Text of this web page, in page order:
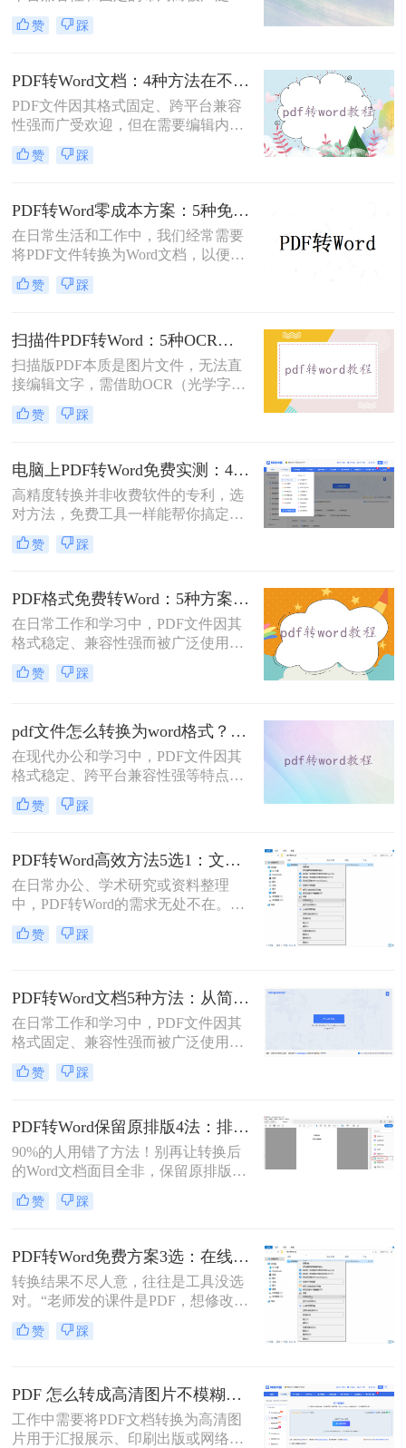
用。然而，在需要对内容进行编辑
时，我们往往需要将其转换为Word文
呢？本文将介绍三种常用的免费方法
来实现这一目标。
赞 踩
PDF转Word文档：4种方法在不同文件类型下的转换效果！
PDF文件因其格式固定、跨平台兼容
性强而广受欢迎，但在需要编辑内容
时，将其转换为可编辑的Word文档成
为刚需。那么pdf怎么转换成word文档
法，助您高效完成格式转换。
赞 踩
PDF转Word零成本方案：5种免费路径的适用边界和效果评估！
在日常生活和工作中，我们经常需要
将PDF文件转换为Word文档，以便进
行编辑、修改或进一步处理。然而，
市面上许多PDF转Word工具都需要付
钱呢？本文将介绍几种不花钱的常用
方法，帮助您轻松实现PDF到Word的
转换。
赞 踩
扫描件PDF转Word：5种OCR方案的识别精度和速度对比！
扫描版PDF本质是图片文件，无法直
接编辑文字，需借助OCR（光学字符
识别）技术提取文字并转换为可编辑
的Word格式。那么扫描pdf怎么转换
5种主流方案，助您高效完成转换。
赞 踩
电脑上PDF转Word免费实测：4个方案的转换效果和注意事项！
高精度转换并非收费软件的专利，选
对方法，免费工具一样能帮你搞定复
杂排版。“免费的工具转换效果肯定
很差吧？”这是我作为办公软件测评
处理pdf转word时，往往陷入“收费软
件太贵，免费工具怕坑”的两难境
地。那么电脑上怎么把pdf转成word免
费呢？
赞 踩
PDF格式免费转Word：5种方案的速度、精度、文件限制对比！
在日常工作和学习中，PDF文件因其
格式稳定、兼容性强而被广泛使用。
然而，当需要对PDF内容进行编辑
时，很多人会遇到困难。此时，将
换成word"这一常见需求，本文将为
您详细介绍五种安全、高效且完全免
费的转换方法，帮助您轻松实现格式
转换。
赞 踩
pdf文件怎么转换为word格式？这3种转换方法可以尝试下！
在现代办公和学习中，PDF文件因其
格式稳定、跨平台兼容性强等特点而
被广泛使用。然而，当需要编辑PDF
文件中的内容时，将其转换为Word格
换为word格式呢？本文将介绍三种简
单实用的方法，帮助您轻松将PDF文
件转换为Word格式。
赞 踩
PDF转Word高效方法5选1：文件大小和类型决定用哪个！
在日常办公、学术研究或资料整理
中，PDF转Word的需求无处不在。那
么pdf怎么转换成word呢？本文将系统
解析5种主流方法，涵盖不同场景，
赞 踩
PDF转Word文档5种方法：从简单复制到专业软件的适用范围！
在日常工作和学习中，PDF文件因其
格式固定、兼容性强而被广泛使用。
然而，PDF的静态特性也带来了编辑
困难的问题。为了便于修改和协作，
许多用户的刚需。那么pdf怎么转换成
word文档呢？本文将详细介绍五种常
用的PDF转Word方法，帮助您选择最
适合自己的解决方案。
赞 踩
PDF转Word保留原排版4法：排版优先模式、OCR选项和格式修复全流程！
90%的人用错了方法！别再让转换后
的Word文档面目全非，保留原排版的
秘密就在这里。“这表格怎么全乱
了？”、“字体全变了，我还得一个个
PDF转为Word文档时，最崩溃的瞬
间。一份精心排版的PDF报告，转换
后却变成需要“二次加工”的混乱文
档，不仅浪费时间，更可能引发关键
信息错漏的风险。那么pdf转word怎么
保留原排版呢？
赞 踩
PDF转Word免费方案3选：在线免费额度、客户端试用和Word自带的区别！
转换结果不尽人意，往往是工具没选
对。“老师发的课件是PDF，想修改内
容怎么办？”“客户发来的合同是
PDF，需要调整条款怎么处理？”从事
的“灵魂拷问”。
赞 踩
PDF 怎么转成高清图片不模糊？5种高清转换方法（2026实测指南）
工作中需要将PDF文档转换为高清图
片用于汇报展示、印刷出版或网络分